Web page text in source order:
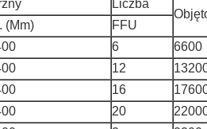
Liczba
(Mm)
FFU
6
6600
12
16
20